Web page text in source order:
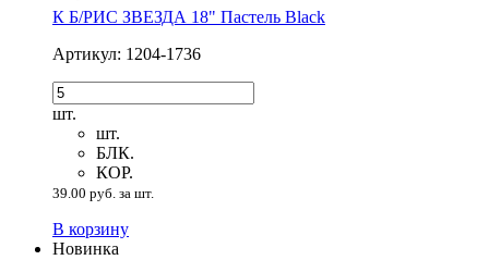
К Б/РИС ЗВЕЗДА 18" Пастель Black
Артикул: 1204-1736
шт.
шт.
БЛК.
КОР.
39.00 руб. за шт.
В корзину
Новинка